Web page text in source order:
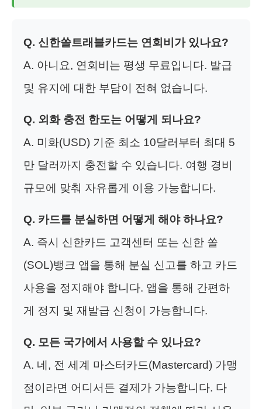
Q. 신한쏠트래블카드는 연회비가 있나요?
A. 아니요, 연회비는 평생 무료입니다. 발급
및 유지에 대한 부담이 전혀 없습니다.
Q. 외화 충전 한도는 어떻게 되나요?
A. 미화(USD) 기준 최소 10달러부터 최대 5
만 달러까지 충전할 수 있습니다. 여행 경비
규모에 맞춰 자유롭게 이용 가능합니다.
Q. 카드를 분실하면 어떻게 해야 하나요?
A. 즉시 신한카드 고객센터 또는 신한 쏠
(SOL)뱅크 앱을 통해 분실 신고를 하고 카드
사용을 정지해야 합니다. 앱을 통해 간편하
게 정지 및 재발급 신청이 가능합니다.
Q. 모든 국가에서 사용할 수 있나요?
A. 네, 전 세계 마스터카드(Mastercard) 가맹
점이라면 어디서든 결제가 가능합니다. 다